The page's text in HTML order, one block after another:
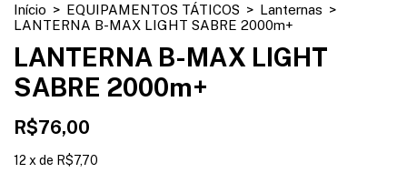
Início > EQUIPAMENTOS TÁTICOS > Lanternas >
LANTERNA B-MAX LIGHT SABRE 2000m+
LANTERNA B-MAX LIGHT
SABRE 2000m+
R$76,00
12 x de R$7,70